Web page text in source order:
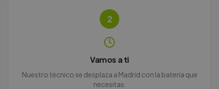
2
Vamos a ti
Nuestro técnico se desplaza a Madrid con la batería que
necesitas.